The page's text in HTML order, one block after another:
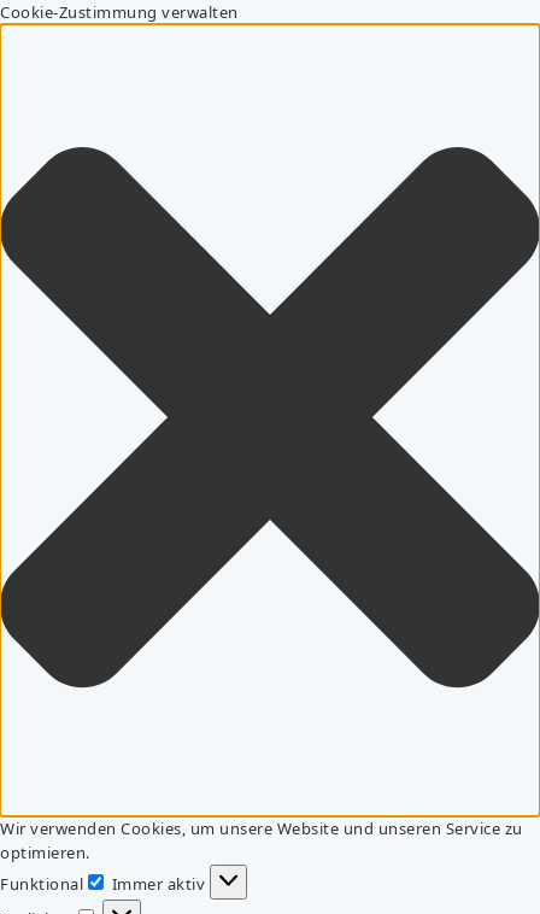
Cookie-Zustimmung verwalten
Wir verwenden Cookies, um unsere Website und unseren Service zu
optimieren.
Funktional
Funktional
Immer aktiv